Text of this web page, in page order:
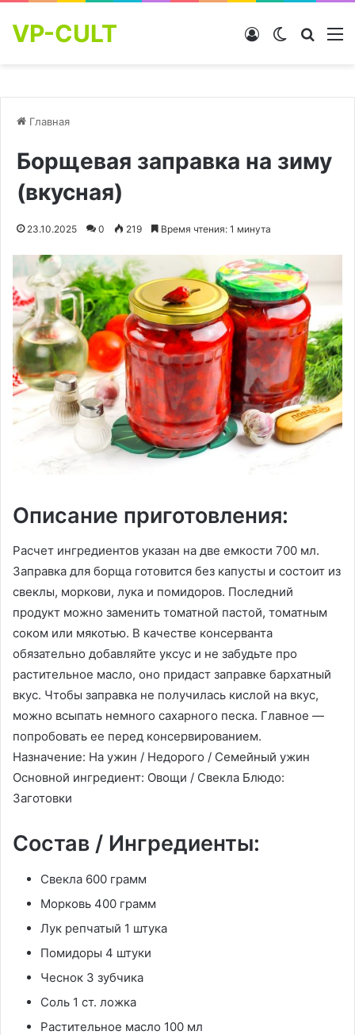
VP-CULT Switch skin
Войти
Главная
Борщевая заправка на зиму
(вкусная)
23.10.2025 0 219 Время чтения: 1 минута
Описание приготовления:
Расчет ингредиентов указан на две емкости 700 мл.
Заправка для борща готовится без капусты и состоит из
свеклы, моркови, лука и помидоров. Последний
продукт можно заменить томатной пастой, томатным
соком или мякотью. В качестве консерванта
обязательно добавляйте уксус и не забудьте про
растительное масло, оно придаст заправке бархатный
вкус. Чтобы заправка не получилась кислой на вкус,
можно всыпать немного сахарного песка. Главное —
попробовать ее перед консервированием.
Назначение: На ужин / Недорого / Семейный ужин
Основной ингредиент: Овощи / Свекла Блюдо:
Заготовки
Состав / Ингредиенты:
Свекла 600 грамм
Морковь 400 грамм
Лук репчатый 1 штука
Помидоры 4 штуки
Чеснок 3 зубчика
Соль 1 ст. ложка
Растительное масло 100 мл